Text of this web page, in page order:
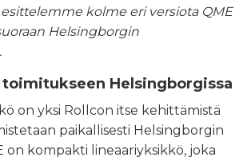
esittelemme kolme eri versiota QME
Helsingborgin
Helsingborgissa
on yksi Rollcon itse kehittämistä
paikallisesti Helsingborgin
on kompakti lineaariyksikkö, joka